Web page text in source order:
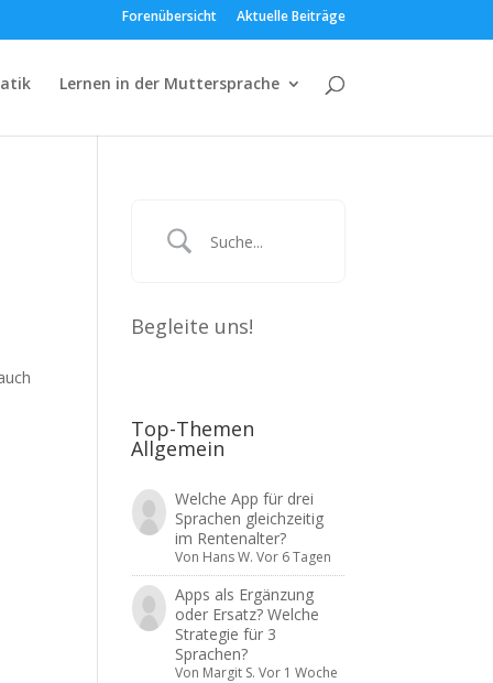
Forenübersicht Aktuelle Beiträge
Lernen in der Muttersprache
Begleite uns!
Top-Themen
Allgemein
Welche App für drei
Sprachen gleichzeitig
im Rentenalter?
Von Hans W. Vor 6 Tagen
Apps als Ergänzung
oder Ersatz? Welche
Strategie für 3
Sprachen?
Von Margit S. Vor 1 Woche